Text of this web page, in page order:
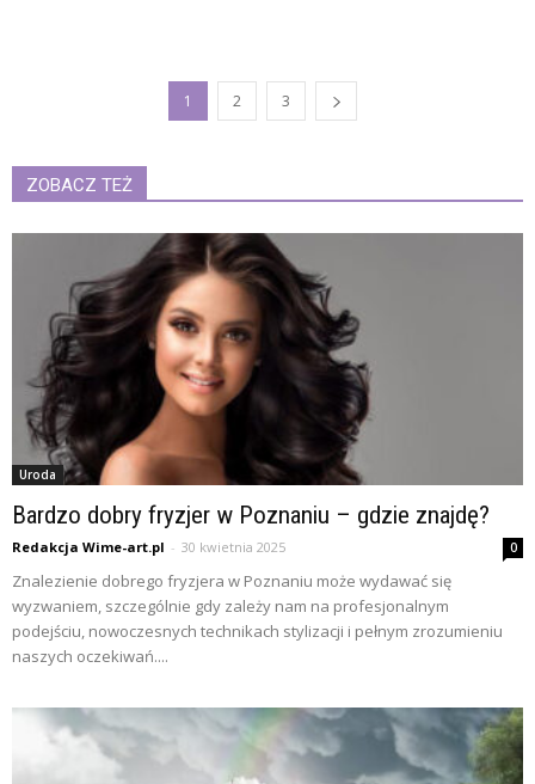
1 2 3
ZOBACZ TEŻ
Uroda
Bardzo dobry fryzjer w Poznaniu – gdzie znajdę?
Redakcja Wime-art.pl - 30 kwietnia 2025 0
Znalezienie dobrego fryzjera w Poznaniu może wydawać się
wyzwaniem, szczególnie gdy zależy nam na profesjonalnym
podejściu, nowoczesnych technikach stylizacji i pełnym zrozumieniu
naszych oczekiwań....